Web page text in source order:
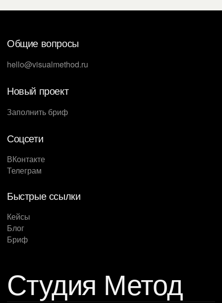
Общие вопросы
hello@visualmethod.ru
Новый проект
Заполнить бриф
Соцсети
ВКонтакте
Телеграм
Быстрые ссылки
Кейсы
Блог
Бриф
Студия Метод